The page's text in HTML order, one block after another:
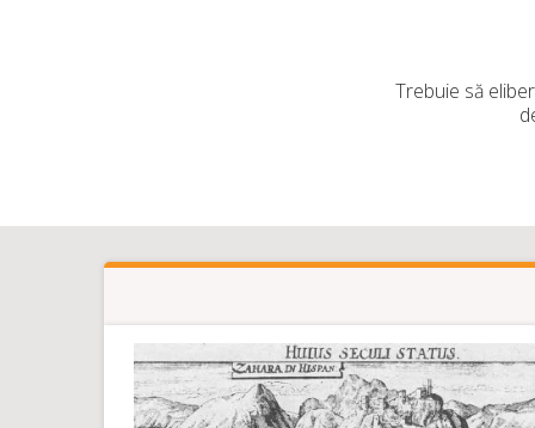
Trebuie să